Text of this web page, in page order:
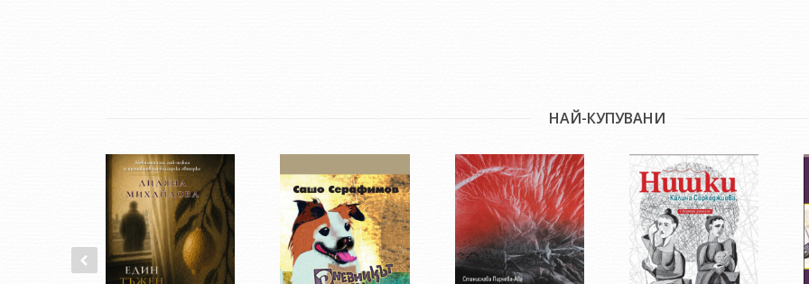
уединението в себе си и разтварянето на душата ми пред
пътеводител за по-нататък. Колко време ми остава – от
"Наказание без престъпление. Фани Попова-Мутафова"
Благовеста Касабова е родена в Козлодуй. Дълги години
Публикува многобройно литературно-критически и
печат. Автор е на повече от 25 книги. Носителка е на
НАЙ-КУПУВАНИ